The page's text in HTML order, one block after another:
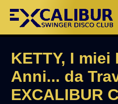
KETTY, I miei
Anni... da
EXCALIBUR